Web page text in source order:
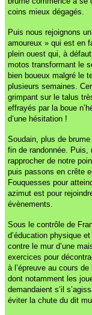
coins mieux dégagés.
Puis nous rejoignons
amoureux » qui est en
plein ouest qui, à
motos transformant le
bien boueux malgré le
plusieurs semaines.
grimpant sur le talus
effrayés par la boue
d’une hésitation !
Soudain, plus de
fin de randonnée. Puis,
rapprocher de notre
puis passons en crête
Fouquesses pour
azimut est pour
évènements.
Sous le contrôle de
d’éducation physique
contre le mur d’une
exercices pour
à l’épreuve au cours
dont notamment les
demandaient s’il
éviter la chute du dit